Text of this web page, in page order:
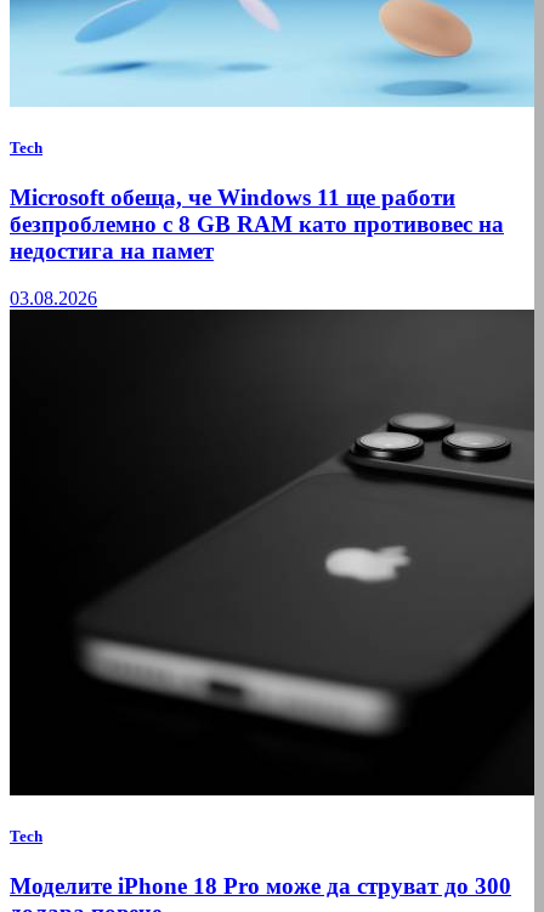
Tech
Microsoft обеща, че Windows 11 ще работи
безпроблемно с 8 GB RAM като противовес на
недостига на памет
03.08.2026
Tech
Моделите iPhone 18 Pro може да струват до 300